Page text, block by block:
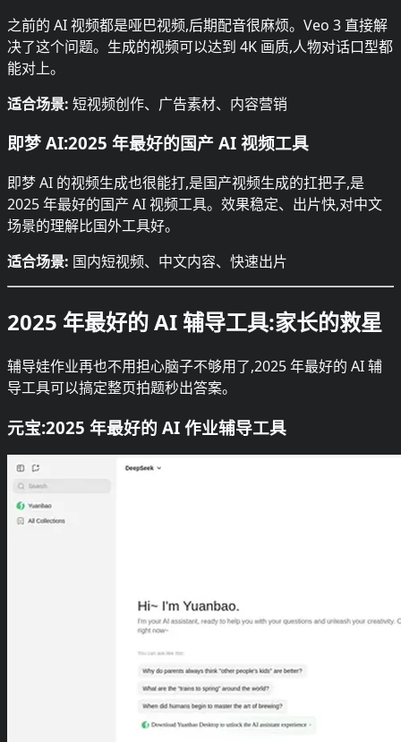
之前的 AI 视频都是哑巴视频,后期配音很麻烦。Veo 3 直接解
决了这个问题。生成的视频可以达到 4K 画质,人物对话口型都
能对上。
适合场景: 短视频创作、广告素材、内容营销
即梦 AI:2025 年最好的国产 AI 视频工具
即梦 AI 的视频生成也很能打,是国产视频生成的扛把子,是
2025 年最好的国产 AI 视频工具。效果稳定、出片快,对中文
场景的理解比国外工具好。
适合场景: 国内短视频、中文内容、快速出片
2025 年最好的 AI 辅导工具:家长的救星
辅导娃作业再也不用担心脑子不够用了,2025 年最好的 AI 辅
导工具可以搞定整页拍题秒出答案。
元宝:2025 年最好的 AI 作业辅导工具